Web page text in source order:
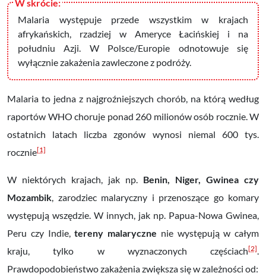
Malaria występuje przede wszystkim w krajach
afrykańskich, rzadziej w Ameryce Łacińskiej i na
południu Azji. W Polsce/Europie odnotowuje się
wyłącznie zakażenia zawleczone z podróży.
Malaria to jedna z najgroźniejszych chorób, na którą według
raportów WHO choruje ponad 260 milionów osób rocznie. W
ostatnich latach liczba zgonów wynosi niemal 600 tys.
rocznie[1]
W niektórych krajach, jak np. Benin, Niger, Gwinea czy
Mozambik , zarodziec malaryczny i przenoszące go komary
występują wszędzie. W innych, jak np. Papua-Nowa Gwinea,
Peru czy Indie,tereny malaryczne nie występują w całym
kraju, tylko w wyznaczonych częściach[2]
Prawdopodobieństwo zakażenia zwiększa się w zależności od: